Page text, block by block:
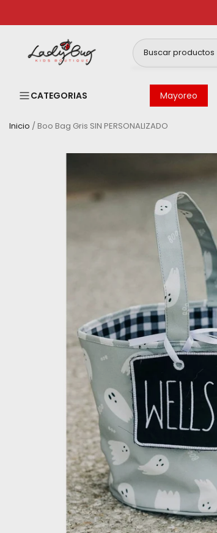
al
CATEGORIAS Mayoreo
Inicio / Boo Bag Gris SIN PERSONALIZADO